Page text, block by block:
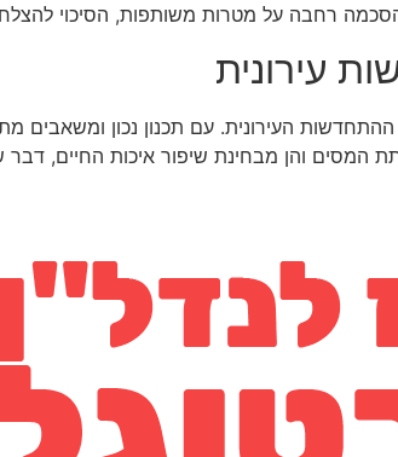
הסכמה רחבה על מטרות משותפות, הסיכוי
עירונית
העירונית. עם תכנון נכון ומשאבים
והן מבחינת שיפור איכות החיים, דבר